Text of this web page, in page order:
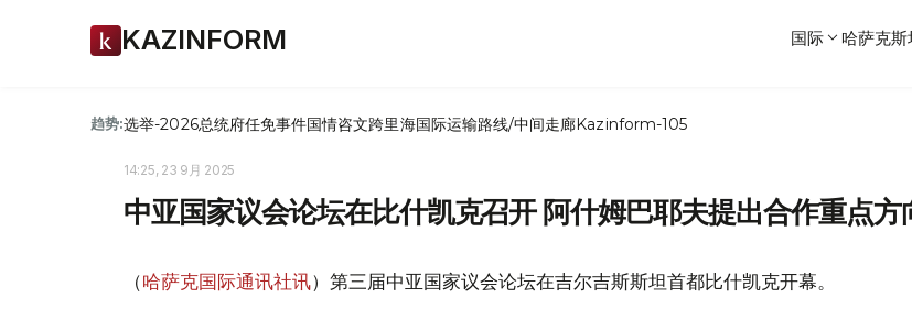
KAZINFORM 国际 哈萨克斯
趋势:选举-2026总统府任免事件国情咨文跨里海国际运输路线/中间走廊Kazinform-105
14:25, 23 9月 2025
中亚国家议会论坛在比什凯克召开 阿什姆巴耶夫提出合作重点方
（哈萨克国际通讯社讯）第三届中亚国家议会论坛在吉尔吉斯斯坦首都比什凯克开幕。